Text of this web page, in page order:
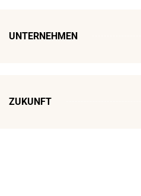
UNTERNEHMEN
ZUKUNFT